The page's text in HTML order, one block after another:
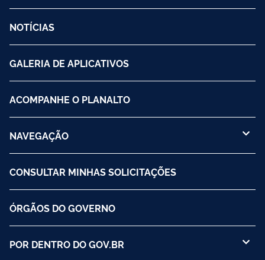
NOTÍCIAS
GALERIA DE APLICATIVOS
ACOMPANHE O PLANALTO
NAVEGAÇÃO
CONSULTAR MINHAS SOLICITAÇÕES
ÓRGÃOS DO GOVERNO
POR DENTRO DO GOV.BR